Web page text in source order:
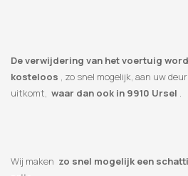
De verwijdering van het voertuig
kosteloos , zo snel mogelijk, aan uw
uitkomt, waar dan ook in 9910 Ursel .
Wij maken zo snel mogelijk een